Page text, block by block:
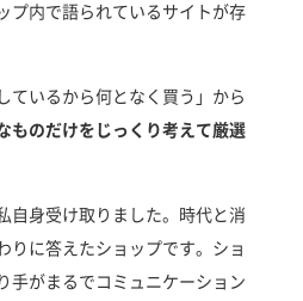
プ内で語られているサイトが存
ているから何となく買う」から
ものだけをじっくり考えて厳選
自身受け取りました。時代と消
りに答えたショップです。ショ
手がまるでコミュニケーション